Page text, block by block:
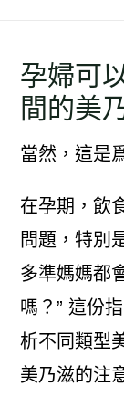
孕婦可
間的美
當然，這是
在孕期，飲
問題，特別
多準媽媽都
嗎？” 這份
析不同類型
美乃滋的注